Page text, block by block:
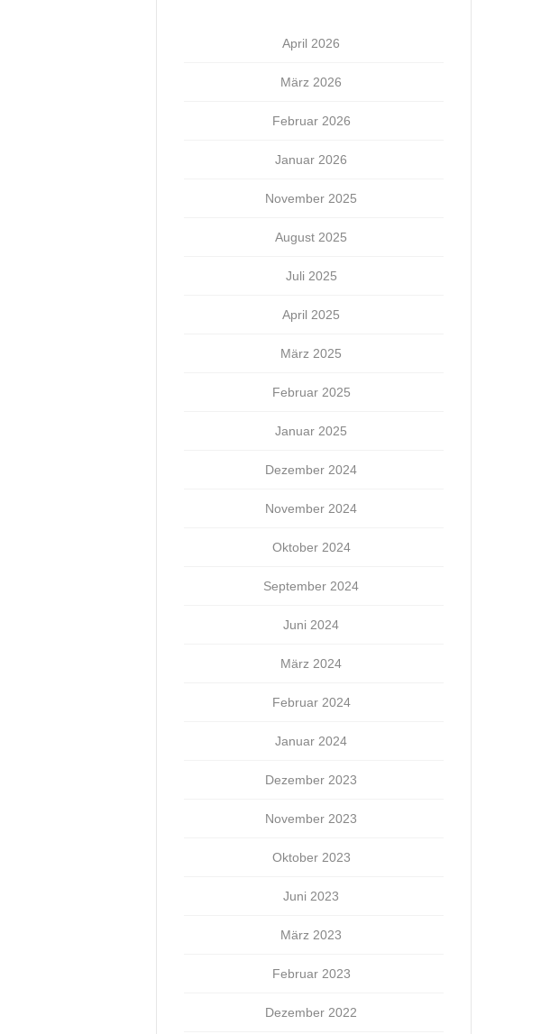
April 2026
März 2026
Februar 2026
Januar 2026
November 2025
August 2025
Juli 2025
April 2025
März 2025
Februar 2025
Januar 2025
Dezember 2024
November 2024
Oktober 2024
September 2024
Juni 2024
März 2024
Februar 2024
Januar 2024
Dezember 2023
November 2023
Oktober 2023
Juni 2023
März 2023
Februar 2023
Dezember 2022